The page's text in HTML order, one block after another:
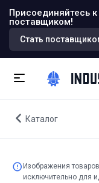
Присоединяйтесь
поставщиком!
Стать
Каталог
Изображения
исключительно для